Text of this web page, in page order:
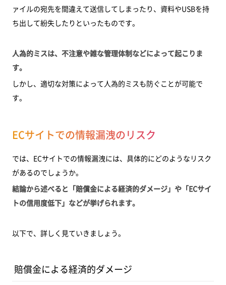
ァイルの宛先を間違えて送信してしまったり、資料やUSBを持
ち出して紛失したりといったものです。
人為的ミスは、不注意や雑な管理体制などによって起こりま
す。
しかし、適切な対策によって人為的ミスも防ぐことが可能で
す。
ECサイトでの情報漏洩のリスク
では、ECサイトでの情報漏洩には、具体的にどのようなリスク
があるのでしょうか。
結論から述べると「賠償金による経済的ダメージ」や「ECサイ
トの信用度低下」などが挙げられます。
以下で、詳しく見ていきましょう。
賠償金による経済的ダメージ